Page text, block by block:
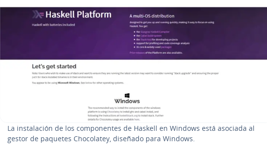
La in­s­ta­la­ción de los co­m­po­ne­n­tes de Haskell en Windows está asociada al
gestor de paquetes Cho­co­la­tey, diseñado para Windows.